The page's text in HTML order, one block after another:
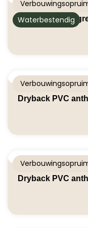
Waterbestendig
Click PVC light
Dryback PVC
Dryback PVC